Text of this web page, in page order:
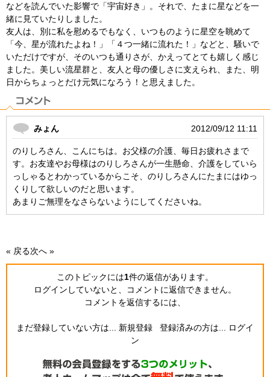
などを読んでいた影響で「宇宙好き」。それで、たまに星などを一
緒に見ていたりしました。
友人は、別に私を慰めるでもなく、いつものように星空を眺めて
「今、星が流れたよね！」「４つ一緒に流れた！」などと、騒いで
いただけですが、そのいつも通りさが、かえってとても嬉しく感じ
ました。美しい流星群と、友人と母の優しさに支えられ、また、明
日からちょっとだけ元気になろう！と思えました。
みょん 2012/09/12 11:11
のりしろさん、こんにちは。お父様の介護、毎日お疲れさまで
す。お友達やお母様はのりしろさんが一生懸命、介護をしていら
っしゃるとわかっているからこそ、のりしろさんにたまにはゆっ
くりして欲しいのだと思います。
あまりご無理をなさらないようにしてくださいね。
« 戻る次へ »
このトピックには1件の返信があります。
ログインしていないと、コメントに返信できません。
コメントを返信するには、
まだ登録していない方は... 新規登録 登録済みの方は...
ログイ
ン